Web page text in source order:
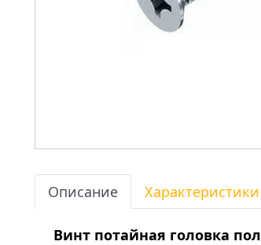
Описание Характеристики
Винт потайная головка